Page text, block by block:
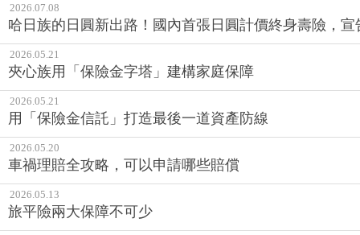
2026.07.08
哈日族的日圓新出路！國內首張日圓計價終身壽險，宣
2026.05.21
夾心族用「保險金字塔」建構家庭保障
2026.05.21
用「保險金信託」打造最後一道資產防線
2026.05.20
車禍理賠全攻略，可以申請哪些賠償
2026.05.13
旅平險兩大保障不可少